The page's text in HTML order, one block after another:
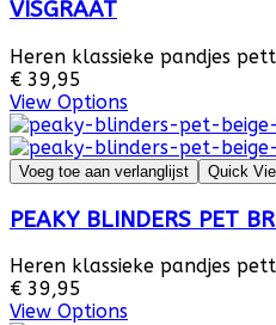
VISGRAAT
Heren klassieke pandjes
€ 39,95
View Options
Voeg toe aan verlanglijst Quick
PEAKY BLINDERS PET
Heren klassieke pandjes
€ 39,95
View Options